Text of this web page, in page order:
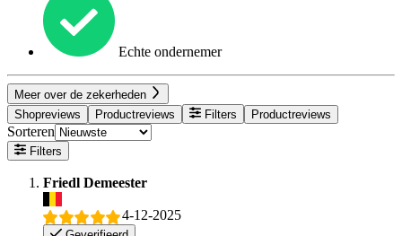
Echte ondernemer
Meer over de zekerheden
Shopreviews
Productreviews Filters Productreviews
Sorteren
Filters
Friedl Demeester
4-12-2025